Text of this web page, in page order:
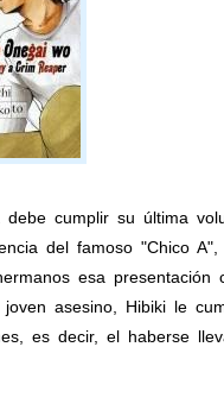
cumplir su última
del famoso "Chico
esa presentación
asesino, Hibiki le
es decir, el haberse